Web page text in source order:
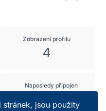
Zobrazení profilu
4
Naposledy připojen
stránek, jsou použity